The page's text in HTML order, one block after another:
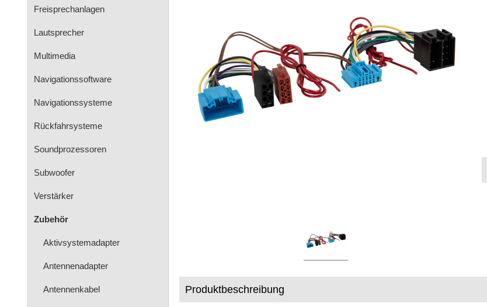
Freisprechanlagen
Lautsprecher
Multimedia
Navigationssoftware
Navigationssysteme
Rückfahrsysteme
Soundprozessoren
Subwoofer
Verstärker
Zubehör
Aktivsystemadapter
Antennenadapter
Antennenkabel Produktbeschreibung